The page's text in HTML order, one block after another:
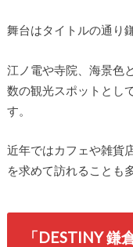
舞台はタイトルの通り鎌
江ノ電や寺院、海景色
数の観光スポットとし
す。
近年ではカフェや雑貨
を求めて訪れることも
「DESTINY 鎌